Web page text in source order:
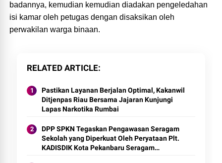
badannya, kemudian kemudian diadakan pengeledahan
isi kamar oleh petugas dengan disaksikan oleh
perwakilan warga binaan.
RELATED ARTICLE
Pastikan Layanan Berjalan Optimal, Kakanwil
Ditjenpas Riau Bersama Jajaran Kunjungi
Lapas Narkotika Rumbai
DPP SPKN Tegaskan Pengawasan Seragam
Sekolah yang Diperkuat Oleh Peryataan Plt.
KADISDIK Kota Pekanbaru Seragam